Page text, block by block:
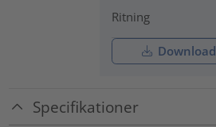
Ritning
Download
Specifikationer